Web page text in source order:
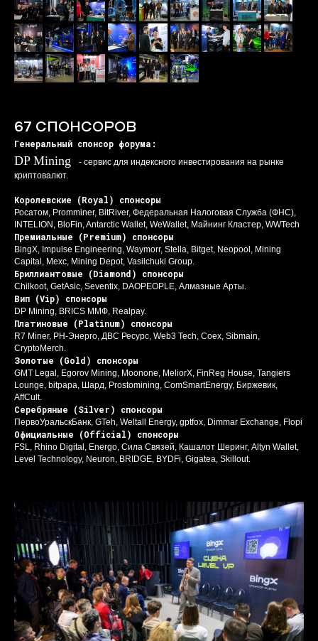
67 СПОНСОРОВ
Генеральный спонсор форума:
DP Mining
- сервис для индексного инвестирования на рынке
криптовалют.
Королевские (Royal) спонсоры
Росатом, Promminer, BitRiver, Федеральная Налоговая Служба (ФНС),
INTELION, BloFin, Antarctic Wallet, WeWallet, Майнинг Кластер, WWTech
Премиальные (Premium) спонсоры
BingX, Impulse Engineering, Waymorr, Stella, Bitget, Neopool, Mining
Capital, Mexc, Mining Depot, Vasilchuki Group.
Бриллиантовые (Diamond) спонсоры
Chilkoot, GetAsic, Seventix, DAOPEOPLE, Алмазные Арты.
Вип (Vip) спонсоры
DP Mining, BRICS ММФ, Realpay.
Платиновые (Platinum) спонсоры
R7 Miner, РН-Энерго, ДВС Ресурс, Web3 Tech, Coex, Sibmain,
CryptoMerch.
Золотые (Gold) спонсоры
GMT Legal, Egorov Mining, Moonone, MeliorX, FinReg House, Tangiers
Lounge, bitpapa, Шард, Prostomining, ComSmartEnergy, Биржевик,
AffCult.
Серебряные (Silver) спонсоры
ПервоУральскБанк, GTeh, Weltall Energy, gptfox, Dimmar Exchange, Flopi
Официальные (Official) спонсоры
FSL, Rhino Digital, Energo, Сила Связей, Кашалот Шеринг, Altyn Wallet,
Level Technology, Neuron, BRIDGE, BYDFi, Gigatea, Skillout.